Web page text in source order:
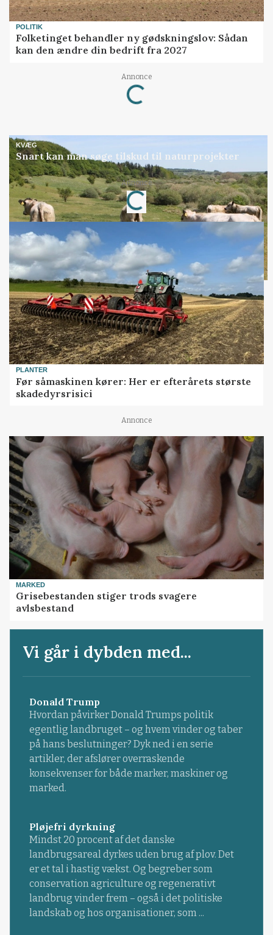
POLITIK
Folketinget behandler ny gødskningslov: Sådan
kan den ændre din bedrift fra 2027
Annonce
Loading...
KVÆG
Snart kan man søge tilskud til naturprojekter
Annonce
Loading...
PLANTER
Før såmaskinen kører: Her er efterårets største
skadedyrsrisici
Annonce
MARKED
Grisebestanden stiger trods svagere
avlsbestand
Vi går i dybden med...
Donald Trump
Hvordan påvirker Donald Trumps politik
egentlig landbruget – og hvem vinder og taber
på hans beslutninger? Dyk ned i en serie
artikler, der afslører overraskende
konsekvenser for både marker, maskiner og
marked.
Pløjefri dyrkning
Mindst 20 procent af det danske
landbrugsareal dyrkes uden brug af plov. Det
er et tal i hastig vækst. Og begreber som
conservation agriculture og regenerativt
landbrug vinder frem – også i det politiske
landskab og hos organisationer, som ...